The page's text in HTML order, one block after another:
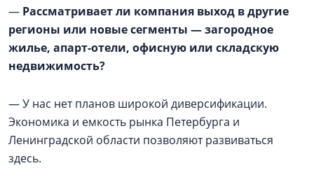
— Рассматривает ли компания выход в другие
регионы или новые сегменты — загородное
жилье, апарт-отели, офисную или складскую
недвижимость?
— У нас нет планов широкой диверсификации.
Экономика и емкость рынка Петербурга и
Ленинградской области позволяют развиваться
здесь.